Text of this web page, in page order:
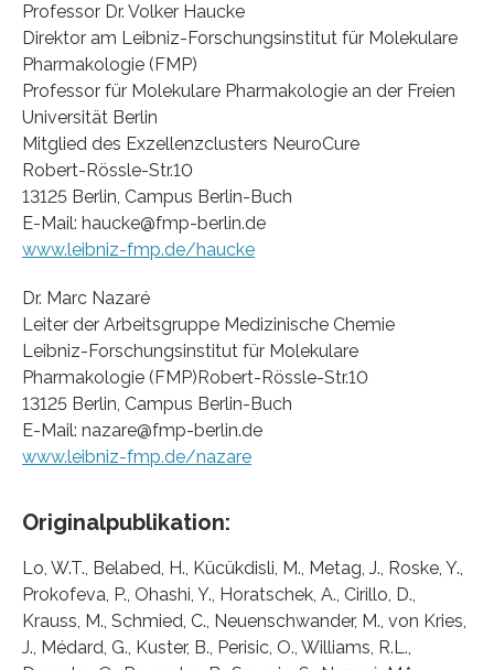
Professor Dr. Volker Haucke
Direktor am Leibniz-Forschungsinstitut für Molekulare
Pharmakologie (FMP)
Professor für Molekulare Pharmakologie an der Freien
Universität Berlin
Mitglied des Exzellenzclusters NeuroCure
Robert-Rössle-Str.10
13125 Berlin, Campus Berlin-Buch
E-Mail: haucke@fmp-berlin.de
www.leibniz-fmp.de/haucke
Dr. Marc Nazaré
Leiter der Arbeitsgruppe Medizinische Chemie
Leibniz-Forschungsinstitut für Molekulare
Pharmakologie (FMP)Robert-Rössle-Str.10
13125 Berlin, Campus Berlin-Buch
E-Mail: nazare@fmp-berlin.de
www.leibniz-fmp.de/nazare
Originalpublikation:
Lo, W.T., Belabed, H., Kücükdisli, M., Metag, J., Roske, Y.,
Prokofeva, P., Ohashi, Y., Horatschek, A., Cirillo, D.,
Krauss, M., Schmied, C., Neuenschwander, M., von Kries,
J., Médard, G., Kuster, B., Perisic, O., Williams, R.L.,